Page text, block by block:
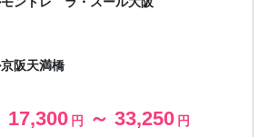
阪天満橋
17,300 円 ～ 33,250 円